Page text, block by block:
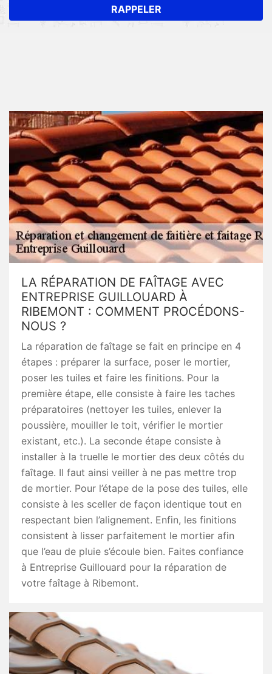
LA RÉPARATION DE FAÎTAGE AVEC
ENTREPRISE GUILLOUARD À
RIBEMONT : COMMENT PROCÉDONS-
NOUS ?
La réparation de faîtage se fait en principe en 4
étapes : préparer la surface, poser le mortier,
poser les tuiles et faire les finitions. Pour la
première étape, elle consiste à faire les taches
préparatoires (nettoyer les tuiles, enlever la
poussière, mouiller le toit, vérifier le mortier
existant, etc.). La seconde étape consiste à
installer à la truelle le mortier des deux côtés du
faîtage. Il faut ainsi veiller à ne pas mettre trop
de mortier. Pour l’étape de la pose des tuiles, elle
consiste à les sceller de façon identique tout en
respectant bien l’alignement. Enfin, les finitions
consistent à lisser parfaitement le mortier afin
que l’eau de pluie s’écoule bien. Faites confiance
à Entreprise Guillouard pour la réparation de
votre faîtage à Ribemont.